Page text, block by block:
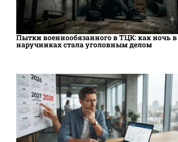
Пытки военнообязанного в ТЦК: как ночь в
наручниках стала уголовным делом